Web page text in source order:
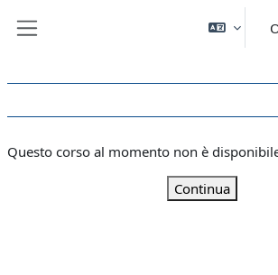
Questo corso al momento non è
Continua